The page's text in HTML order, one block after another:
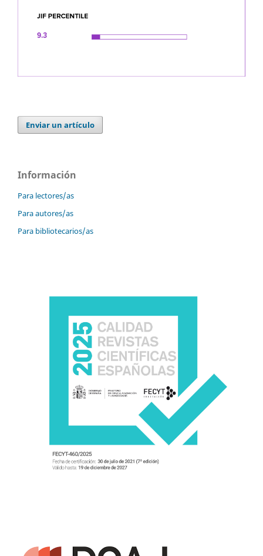
Enviar un artículo
Información
Para lectores/as
Para autores/as
Para bibliotecarios/as